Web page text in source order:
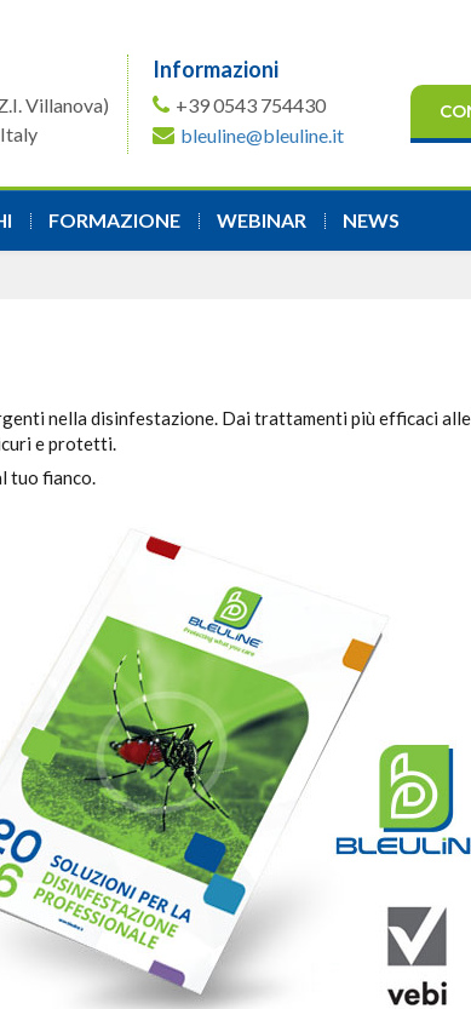
Villanova)
Informazioni
+39 0543 754430
bleuline@bleuline.it
FORMAZIONE WEBINAR NEWS
nella disinfestazione. Dai trattamenti più efficaci
e protetti.
tuo fianco.